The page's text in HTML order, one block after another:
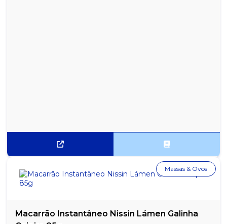
Macarrão Instantâneo Nissin Lámen Galinha
Massas & Ovos